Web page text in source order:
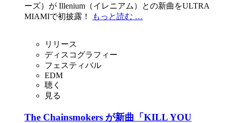
ーズ）が Illenium（イレニアム）との新曲をULTRA
MIAMIで初披露！
もっと読む …
リリース
ディスコグラフィー
フェスティバル
EDM
聴く
見る
The Chainsmokers が新曲「KILL YOU